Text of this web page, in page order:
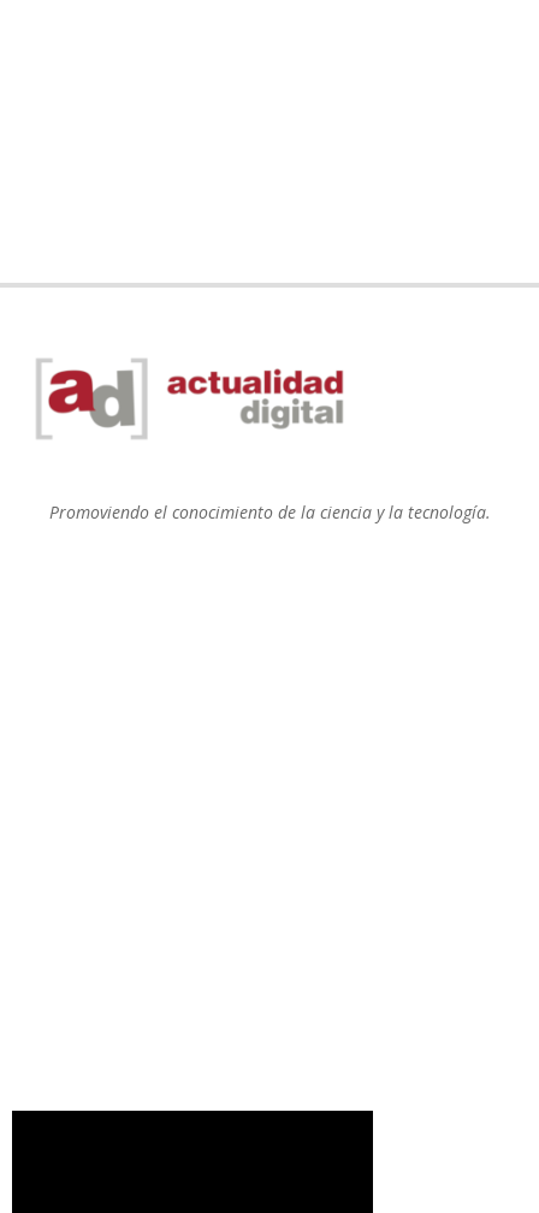
Promoviendo el conocimiento de la ciencia y la tecnología.